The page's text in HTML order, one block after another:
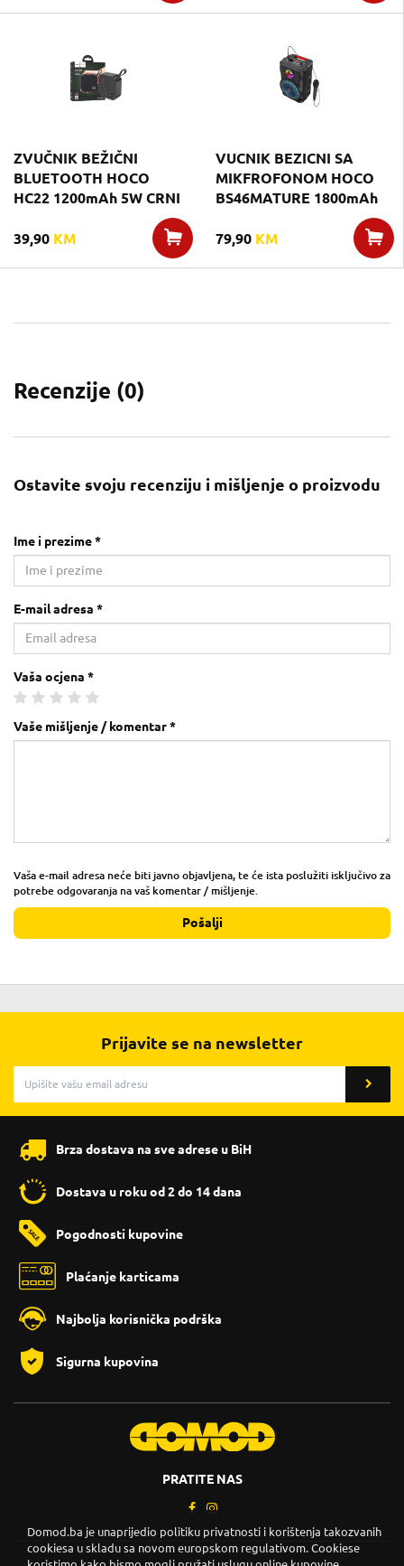
ZVUČNIK BEŽIČNI
BLUETOOTH HOCO
HC22 1200mAh 5W CRNI
39,90 KM
VUCNIK BEZICNI SA
MIKFROFONOM HOCO
BS46MATURE 1800mAh
79,90 KM
Recenzije (0)
Ostavite svoju recenziju i mišljenje o proizvodu
Ime i prezime *
E-mail adresa *
Vaša ocjena *
Vaše mišljenje / komentar *
Vaša e-mail adresa neće biti javno objavljena, te će ista poslužiti isključivo za
potrebe odgovaranja na vaš komentar / mišljenje.
Pošalji
Prijavite se na newsletter
Brza dostava na sve adrese u BiH
Dostava u roku od 2 do 14 dana
Pogodnosti kupovine
Plaćanje karticama
Najbolja korisnička podrška
Sigurna kupovina
PRATITE NAS
Domod.ba je unaprijedio politiku privatnosti i korištenja takozvanih
cookiesa u skladu sa novom europskom regulativom. Cookiese